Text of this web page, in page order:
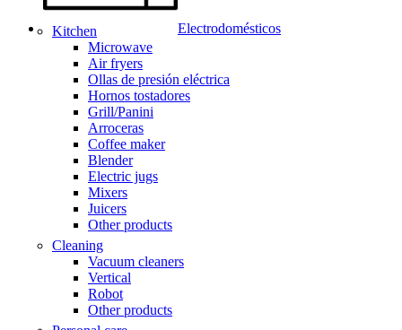
Electrodomésticos
Kitchen
Microwave
Air fryers
Ollas de presión eléctrica
Hornos tostadores
Grill/Panini
Arroceras
Coffee maker
Blender
Electric jugs
Mixers
Juicers
Other products
Cleaning
Vacuum cleaners
Vertical
Robot
Other products